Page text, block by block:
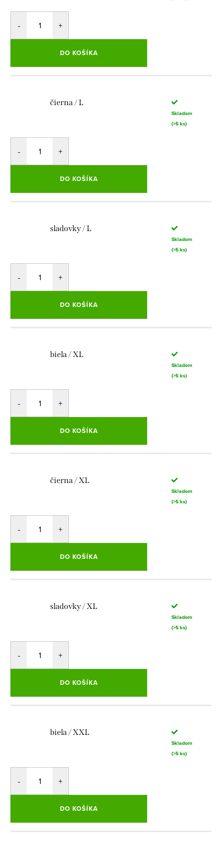
DO KOŠÍKA
čierna / L
Skladom
(>5 ks)
DO KOŠÍKA
sladovky / L
Skladom
(>5 ks)
DO KOŠÍKA
biela / XL
Skladom
(>5 ks)
DO KOŠÍKA
čierna / XL
Skladom
(>5 ks)
DO KOŠÍKA
sladovky / XL
Skladom
(>5 ks)
DO KOŠÍKA
biela / XXL
Skladom
(>5 ks)
DO KOŠÍKA